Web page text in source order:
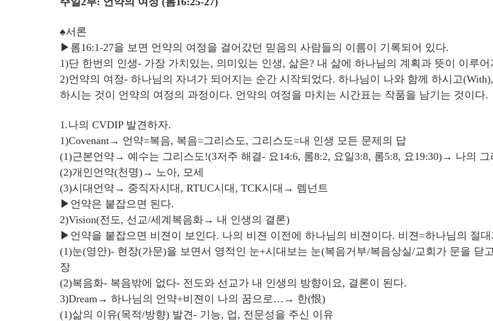
♠서론
▶롬16:1-27을 보면 언약의 여정을 걸어갔던 믿음의 사람들의 이름이 기록되어 있다.
1)단 한번의 인생- 가장 가치있는, 의미있는 인생, 삶은? 내 삶에 하나님의 계획과 뜻이 이루
2)언약의 여정- 하나님의 자녀가 되어지는 순간 시작되었다. 하나님이 나와 함께 하시고
하시는 것이 언약의 여정의 과정이다. 언약의 여정을 마치는 시간표는 작품을 남기는 것이다.
1.나의 CVDIP 발견하자.
1)Covenant→ 언약=복음, 복음=그리스도, 그리스도=내 인생 모든 문제의 답
(1)근본언약→ 예수는 그리스도!(3저주 해결- 요14:6, 롬8:2, 요일3:8, 롬5:8, 요19:30)→ 나의
(2)개인언약(천명)→ 노아, 모세
(3)시대언약→ 중직자시대, RTUC시대, TCK시대→ 렘넌트
▶언약은 붙잡으면 된다.
2)Vision(전도, 선교/세계복음화→ 내 인생의 결론)
▶언약을 붙잡으면 비젼이 보인다. 나의 비젼 이전에 하나님의 비젼이다. 비젼=하나님의 절대
(1)눈(영안)- 현장(가문)을 보면서 영적인 눈+시대보는 눈(복음거부/복음상실/교회가 문을
장
(2)복음화- 복음밖에 없다- 전도와 선교가 내 인생의 방향이요, 결론이 된다.
3)Dream→ 하나님의 언약+비젼이 나의 꿈으로…→ 한(恨)
(1)삶의 이유(목적/방향) 발견- 기능, 업, 전문성을 주신 이유